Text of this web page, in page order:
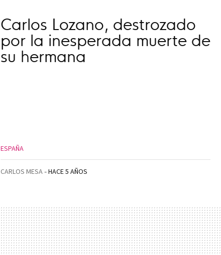
Carlos Lozano, destrozado
por la inesperada muerte de
su hermana
ESPAÑA
CARLOS MESA HACE 5 AÑOS